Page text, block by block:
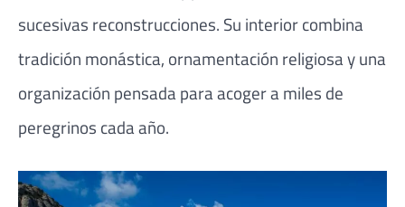
sucesivas reconstrucciones. Su interior combina
tradición monástica, ornamentación religiosa y una
organización pensada para acoger a miles de
peregrinos cada año.